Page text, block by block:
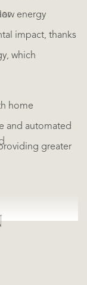
energy
impact, thanks
which
home
and automated
greater